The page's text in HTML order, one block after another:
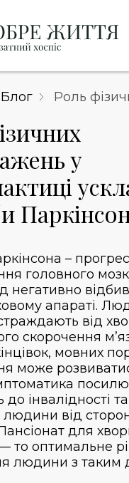
Блог Роль
у
–
головного
негативно
апараті.
від
скорочення
мовних
може
інвалідності
людини від
для
то оптимальне
людини з таким